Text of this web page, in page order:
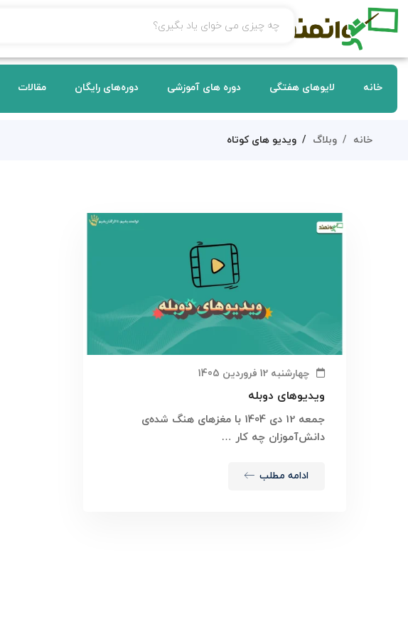
خانه لایوهای هفتگی دوره های آموزشی دوره‌های رایگان مقالات
خانه وبلاگ ویدیو های کوتاه
چهارشنبه 12 فروردین 1405
ویدیوهای دوبله
جمعه 12 دی 1404 با مغز‌های هنگ شده‌ی
دانش‌آموزان چه کار …
ادامه مطلب